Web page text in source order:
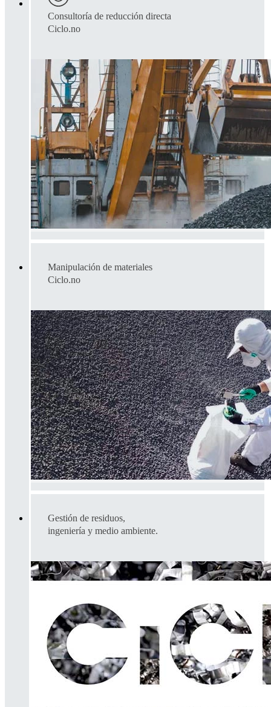
Consultoría de reducción directa
Ciclo.no
Manipulación de materiales
Ciclo.no
Gestión de residuos,
ingeniería y medio ambiente.